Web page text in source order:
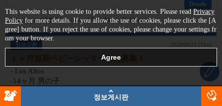
Details
[Registrant] MW [Location] Los Altos, California
정보교환 2026/06/25 (Thu)
１ヶ月短期ベビーシッターさん募集！
- Los Altos
-14ヶ月 男の子
-明るく元気な方希望
정보게시판
This website is using cookie to provide better services. Please readPrivacy
Policy for more details. If you allow the use of cookies, please click the [A
gree] button. If you reject the use of cookies, please change your settings fr
om your browser.